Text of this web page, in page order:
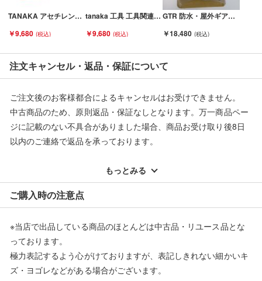
■弊社（株式会社オカモトＲＭＣ）を装った偽装サイトにご注意
ください■
た『偽装サイト』を確認しておりますが、
当店とは一切関係がございませんのでご注意ください。
TANAKA アセチレン用調整器マスター6 A Sランク
￥9,680
tanaka 工具 工具関連用品 酸素調整器 マスター6 OG Sランク
￥9,680
GTR 防水・屋外ギアモータ F3SW-20-7.5-T020E Aランク
￥18,480
注文キャンセル・返品・保証について
ご注文後のお客様都合によるキャンセルはお受けできません。
中古商品のため、原則返品・保証なしとなります。万一商品ペー
ジに記載のない不具合がありました場合、商品お受け取り後8日
以内のご連絡で返品を承っております。
配送料ともに当社負担で対応いたします。
※オンラインストアで購入頂いた商品は、店頭での返品はお受け
できません。また、商品の修理及び交換に関しては承ることがで
返品・交換について
もっとみる
ご購入時の注意点
※当店で出品している商品のほとんどは中古品・リユース品とな
っております。
極力表記するよう心がけておりますが、表記しきれない細かいキ
ズ・ヨゴレなどがある場合がございます。